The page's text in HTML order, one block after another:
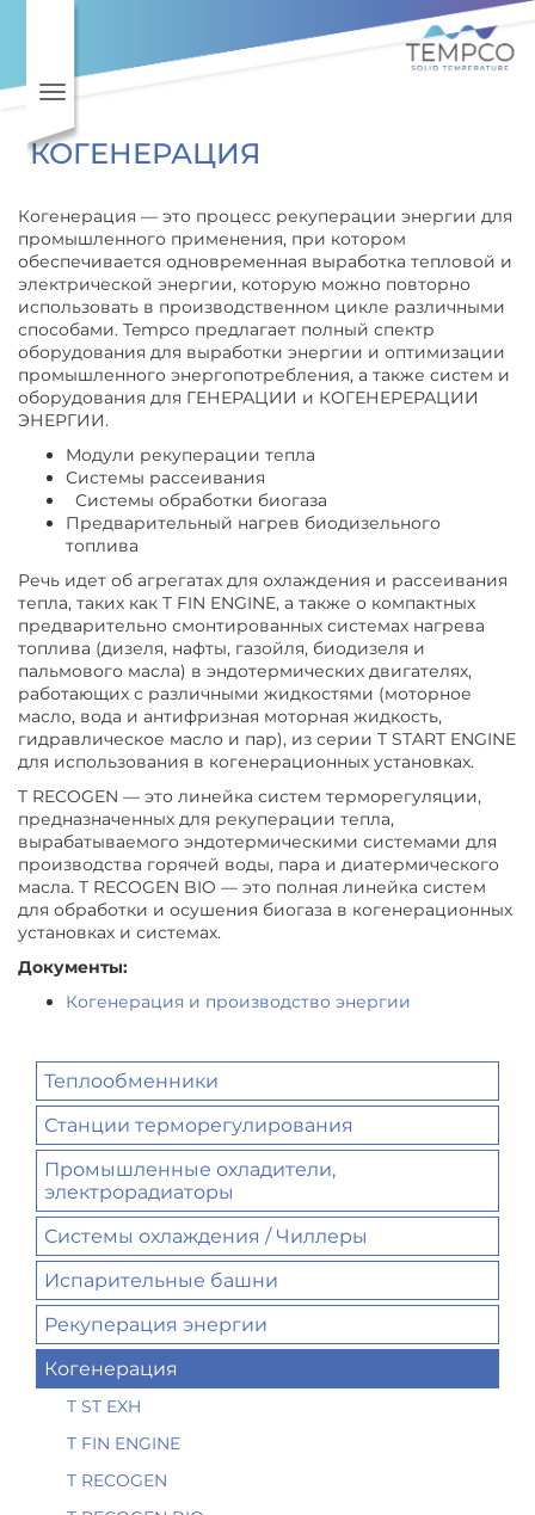
Перейти к основному
Toggle navigation
КОГЕНЕРАЦИЯ
Когенерация — это процесс рекуперации энергии для
промышленного применения, при котором
обеспечивается одновременная выработка тепловой и
электрической энергии, которую можно повторно
использовать в производственном цикле различными
способами. Tempco предлагает полный спектр
оборудования для выработки энергии и оптимизации
промышленного энергопотребления, а также систем и
оборудования для ГЕНЕРАЦИИ и КОГЕНЕРЕРАЦИИ
ЭНЕРГИИ.
Модули рекуперации тепла
Системы рассеивания
Системы обработки биогаза
Предварительный нагрев биодизельного
топлива
Речь идет об агрегатах для охлаждения и рассеивания
тепла, таких как T FIN ENGINE, а также о компактных
предварительно смонтированных системах нагрева
топлива (дизеля, нафты, газойля, биодизеля и
пальмового масла) в эндотермических двигателях,
работающих с различными жидкостями (моторное
масло, вода и антифризная моторная жидкость,
гидравлическое масло и пар), из серии T START ENGINE
для использования в когенерационных установках.
T RECOGEN — это линейка систем терморегуляции,
предназначенных для рекуперации тепла,
вырабатываемого эндотермическими системами для
производства горячей воды, пара и диатермического
масла. T RECOGEN BIO — это полная линейка систем
для обработки и осушения биогаза в когенерационных
установках и системах.
Документы:
Когенерация и производство энергии
Теплообменники
Станции терморегулирования
Промышленные охладители,
электрорадиаторы
Системы охлаждения / Чиллеры
Испарительные башни
Рекуперация энергии
Когенерация
T ST EXH
T FIN ENGINE
T RECOGEN